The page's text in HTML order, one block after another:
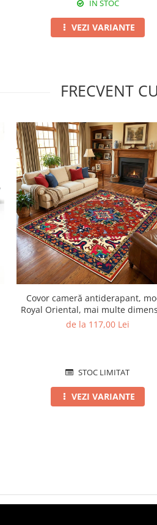
IN STOC
VEZI VARIANTE
FRECVENT
Covor cameră antiderapant,
Royal Oriental, mai multe
de la 117,00 Lei
STOC LIMITAT
VEZI VARIANTE